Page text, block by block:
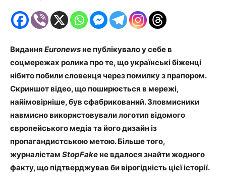
Видання Euronewsне публікувало у себе в
соцмережах ролика про те, що українські біженці
нібито побили словенця через помилку з прапором.
Скриншот відео, що поширюється в мережі,
найімовірніше, був сфабрикований. Зловмисники
навмисно використовували логотип відомого
європейського медіа та його дизайн із
пропагандистською метою. Більше того,
журналістам StopFakeне вдалося знайти жодного
факту, що підтверджував би вірогідність цієї історії.